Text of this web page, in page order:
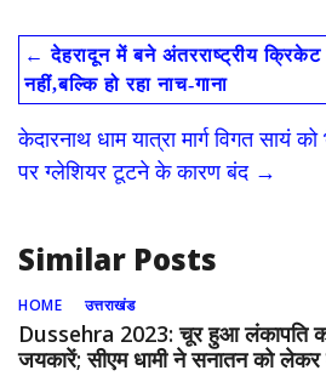
e
b
o
o
k
to
d
o
n
ai
l
ar
e
← देहरादून में बने अंतरराष्ट्रीय
नहीं,बल्कि हो रहा नाच-गाना
केदारनाथ धाम यात्रा मार्ग विगत सायं
पर ग्लेशियर टूटने के कारण बंद →
Similar Posts
HOME उत्तराखंड
Dussehra 2023: चूर हुआ लंकापति
जयकारें; सीएम धामी ने सनातन को लेकर